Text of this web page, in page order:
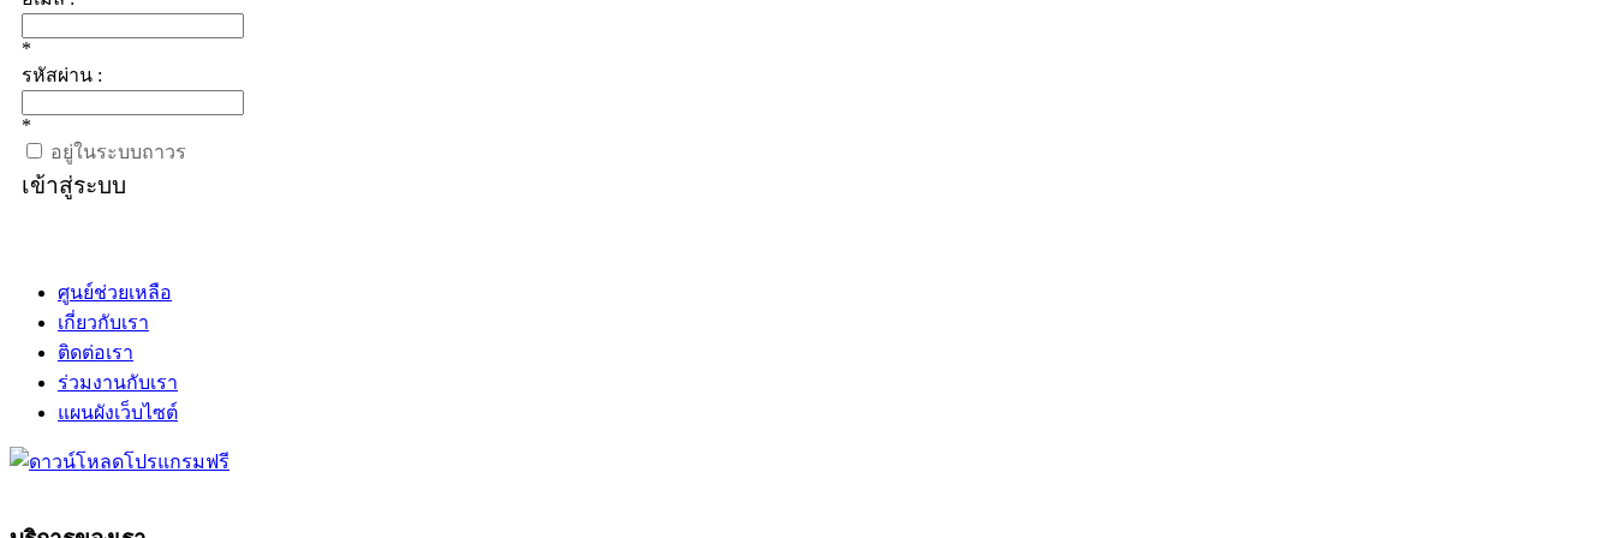
*
รหัสผ่าน :
*
อยู่ในระบบถาวร
เข้าสู่ระบบ
ศูนย์ช่วยเหลือ
เกี่ยวกับเรา
ติดต่อเรา
ร่วมงานกับเรา
แผนผังเว็บไซต์